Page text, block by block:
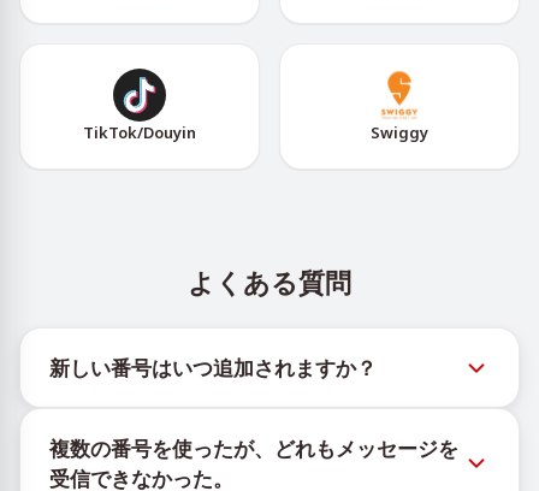
TikTok/Douyin Swiggy
よくある質問
新しい番号はいつ追加されますか？
@TigerSMSofficial_bot で確認できます。このチャン
ネルは最新の番号在庫にアクセスできるよう、タイム
複数の番号を使ったが、どれもメッセージを
受信できなかった。